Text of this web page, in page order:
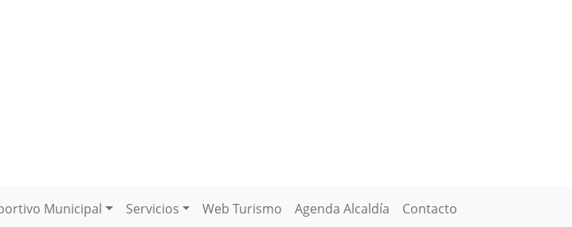
Municipal Servicios Web Turismo Agenda Alcaldía Contacto